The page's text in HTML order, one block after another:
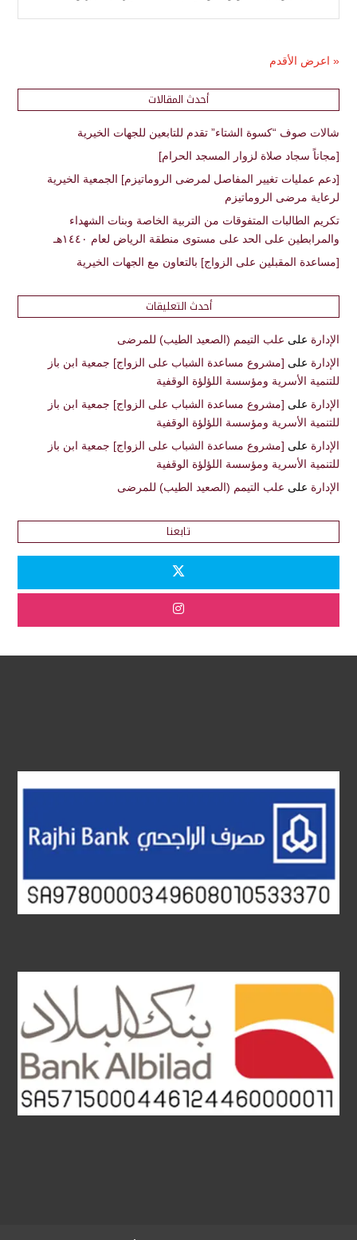
« اعرض الأقدم
أحدث المقالات
شالات صوف “كسوة الشتاء” تقدم للتابعين للجهات الخيرية
[مجاناً سجاد صلاة لزوار المسجد الحرام]
[دعم عمليات تغيير المفاصل لمرضى الروماتيزم] الجمعية الخيرية
لرعاية مرضى الروماتيزم
تكريم الطالبات المتفوقات من التربية الخاصة وبنات الشهداء
والمرابطين على الحد على مستوى منطقة الرياض لعام ١٤٤٠هـ
[مساعدة المقبلين على الزواج] بالتعاون مع الجهات الخيرية
أحدث التعليقات
الإدارة على علب التيمم (الصعيد الطيب) للمرضى
الإدارة على [مشروع مساعدة الشباب على الزواج] جمعية ابن باز
للتنمية الأسرية ومؤسسة اللؤلؤة الوقفية
الإدارة على [مشروع مساعدة الشباب على الزواج] جمعية ابن باز
للتنمية الأسرية ومؤسسة اللؤلؤة الوقفية
الإدارة على [مشروع مساعدة الشباب على الزواج] جمعية ابن باز
للتنمية الأسرية ومؤسسة اللؤلؤة الوقفية
الإدارة على علب التيمم (الصعيد الطيب) للمرضى
تابعنا